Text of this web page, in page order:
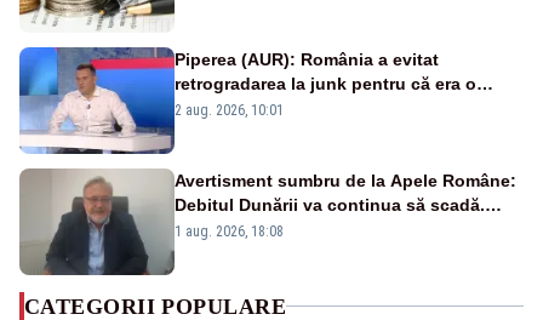
Piperea (AUR): România a evitat
retrogradarea la junk pentru că era o
catastrofă pentru bănci și fondurile de
2 aug. 2026, 10:01
Avertisment sumbru de la Apele Române:
Debitul Dunării va continua să scadă.
Cernavodă s-ar putea închide în 4 zile
1 aug. 2026, 18:08
CATEGORII POPULARE